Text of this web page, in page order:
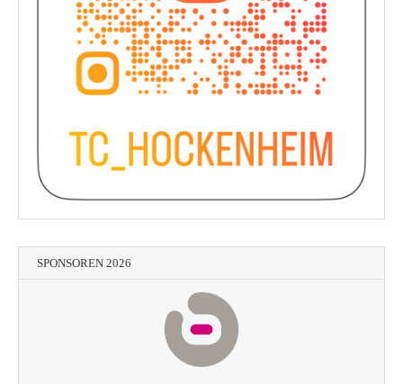
SPONSOREN 2026